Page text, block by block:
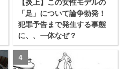
【炎上】この女性モデルの
「足」について論争勃発！
犯罪予告まで発生する事態
に、、一体なぜ？